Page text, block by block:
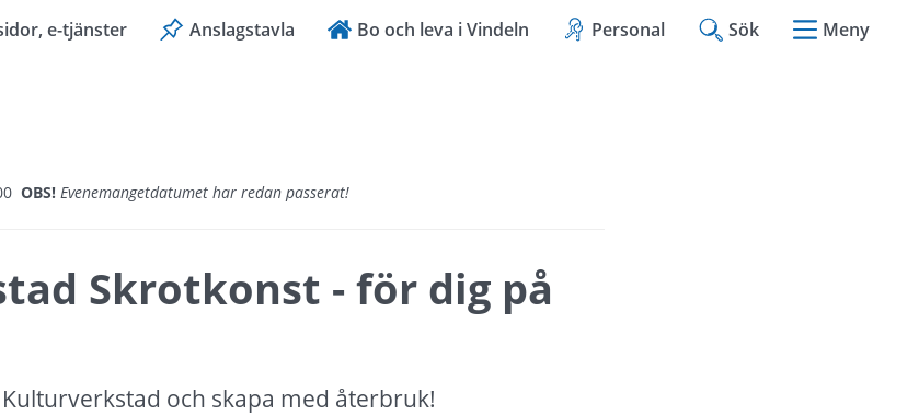
e-tjänster Anslagstavla Bo och leva i Vindeln Personal Sök Meny
OBS! Evenemangetdatumet har redan passerat!
Skrotkonst - för dig på
och skapa med återbruk!